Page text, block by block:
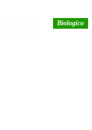
Biologico